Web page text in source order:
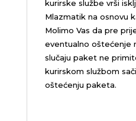
kurirske službe vrši
Mlazmatik na osnovu
Molimo Vas da pre
eventualno oštećenje
slučaju paket ne
kurirskom službom
oštećenju paketa.